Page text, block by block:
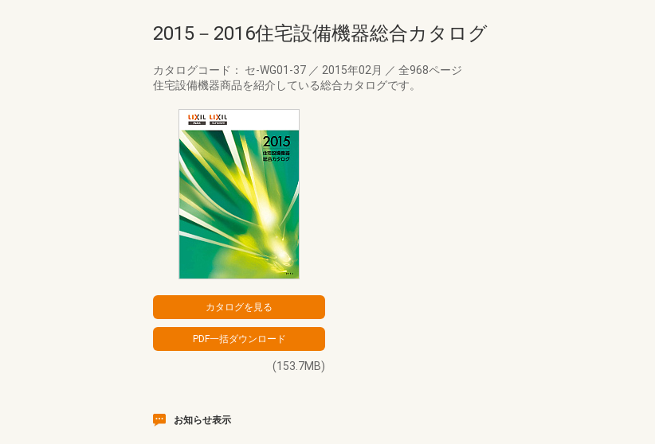
2015－2016住宅設備機器総合カタログ
カタログコード： セ-WG01-37 ／ 2015年02月 ／ 全968ページ
住宅設備機器商品を紹介している総合カタログです。
(153.7MB)
お知らせ表示